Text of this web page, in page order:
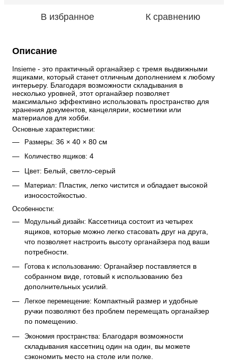
В избранное К сравнению
Описание
Insieme - это практичный органайзер с тремя выдвижными
ящиками, который станет отличным дополнением к любому
интерьеру. Благодаря возможности складывания в
несколько уровней, этот органайзер позволяет
максимально эффективно использовать пространство для
хранения документов, канцелярии, косметики или
материалов для хобби.
Основные характеристики:
Размеры: 36 × 40 × 80 см
Количество ящиков: 4
Цвет: Белый, светло-серый
Материал: Пластик, легко чистится и обладает высокой
износостойкостью.
Особенности:
Модульный дизайн: Кассетница состоит из четырех
ящиков, которые можно легко стасовать друг на друга,
что позволяет настроить высоту органайзера под ваши
потребности.
Готова к использованию: Органайзер поставляется в
собранном виде, готовый к использованию без
дополнительных усилий.
Легкое перемещение: Компактный размер и удобные
ручки позволяют без проблем перемещать органайзер
по помещению.
Экономия пространства: Благодаря возможности
складывания кассетниц один на один, вы можете
сэкономить место на столе или полке.